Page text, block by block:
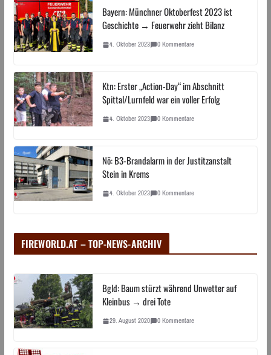
Bayern: Münchner Oktoberfest 2023 ist
Geschichte → Feuerwehr zieht Bilanz
4. Oktober 2023 0 Kommentare
Ktn: Erster „Action-Day“ im Abschnitt
Spittal/Lurnfeld war ein voller Erfolg
4. Oktober 2023 0 Kommentare
Nö: B3-Brandalarm in der Justitzanstalt
Stein in Krems
4. Oktober 2023 0 Kommentare
FIREWORLD.AT – TOP-NEWS-ARCHIV
Bgld: Baum stürzt während Unwetter auf
Kleinbus → drei Tote
29. August 2020 0 Kommentare